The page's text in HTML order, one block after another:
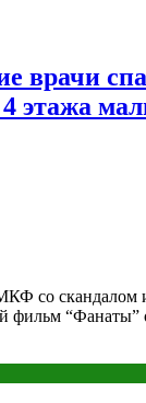
врачи
этажа
со скандалом
фильм “Фанаты”